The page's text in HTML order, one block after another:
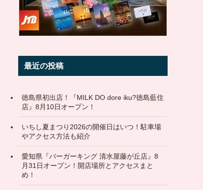
最近の投稿
徳島県初出店！『MILK DO dore iku?徳島藍住
店』8月10日オープン！
いちし夏まつり2026の開催日はいつ！駐車場
やアクセス方法も紹介
愛知県『バーガーキング 清水屋藤が丘店』8
月31日オープン！開店場所とアクセスまと
め！